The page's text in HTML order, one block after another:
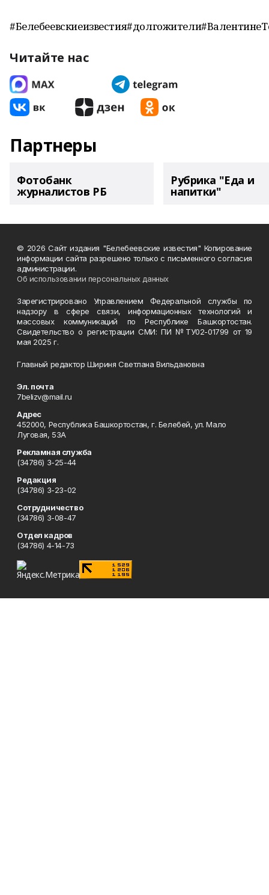
Читайте нас
Партнеры
Фотобанк
журналистов РБ
Рубрика "Еда и
напитки"
© 2026 Сайт издания "Белебеевские известия" Копирование
информации сайта разрешено только с письменного согласия
администрации.
Об использовании персональных данных
Зарегистрировано Управлением Федеральной службы по
надзору в сфере связи, информационных технологий и
массовых коммуникаций по Республике Башкортостан.
Свидетельство о регистрации СМИ: ПИ №ТУ02-01799 от 19
мая 2025 г.
Главный редактор Шириня Светлана Вильдановна
Эл. почта
7belizv@mail.ru
Адрес
452000, Республика Башкортостан, г. Белебей, ул. Мало
Луговая, 53А
Рекламная служба
(34786) 3-25-44
Редакция
(34786) 3-23-02
Сотрудничество
(34786) 3-08-47
Отдел кадров
(34786) 4-14-73